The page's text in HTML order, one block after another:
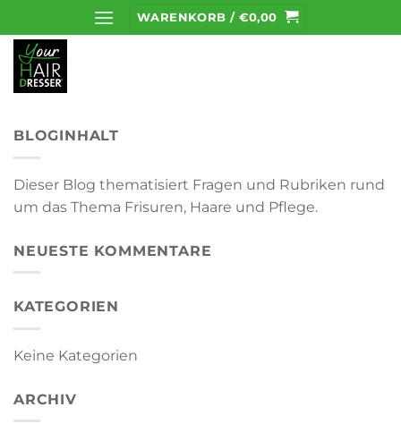
Inhalt
springen
WARENKORB / €0,00
BLOGINHALT
Dieser Blog thematisiert Fragen und Rubriken rund
um das Thema Frisuren, Haare und Pflege.
NEUESTE KOMMENTARE
KATEGORIEN
Keine Kategorien
ARCHIV